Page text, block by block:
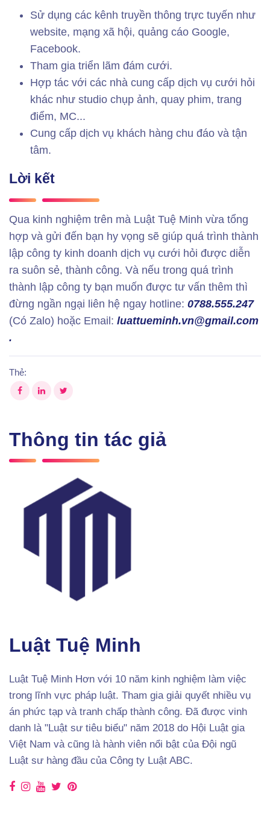
Sử dụng các kênh truyền thông trực tuyến như
website, mạng xã hội, quảng cáo Google,
Facebook.
Tham gia triển lãm đám cưới.
Hợp tác với các nhà cung cấp dịch vụ cưới hỏi
khác như studio chụp ảnh, quay phim, trang
điểm, MC...
Cung cấp dịch vụ khách hàng chu đáo và tận
tâm.
Lời kết
Qua kinh nghiệm trên mà Luật Tuệ Minh vừa tổng
hợp và gửi đến bạn hy vọng sẽ giúp quá trình thành
lập công ty kinh doanh dịch vụ cưới hỏi được diễn
ra suôn sẻ, thành công. Và nếu trong quá trình
thành lập công ty bạn muốn được tư vấn thêm thì
đừng ngần ngại liên hệ ngay hotline: 0788.555.247
(Có Zalo) hoặc Email: luattueminh.vn@gmail.com
.
Thẻ:
Thông tin tác giả
Luật Tuệ Minh
Luật Tuệ Minh Hơn với 10 năm kinh nghiệm làm việc
trong lĩnh vực pháp luật. Tham gia giải quyết nhiều vụ
án phức tạp và tranh chấp thành công. Đã được vinh
danh là "Luật sư tiêu biểu" năm 2018 do Hội Luật gia
Việt Nam và cũng là hành viên nổi bật của Đội ngũ
Luật sư hàng đầu của Công ty Luật ABC.